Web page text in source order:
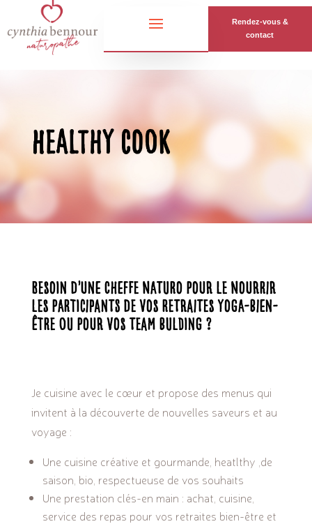
Rendez-vous &
contact
Healthy Cook
Besoin d’une Cheffe naturo pour le nourrir
les participants de vos retraites yoga-bien-
être ou pour vos team bulding ?
Je cuisine avec le cœur et propose des menus qui
invitent à la découverte de nouvelles saveurs et au
voyage :
Une cuisine créative et gourmande, heatlthy ,de
saison, bio, respectueuse de vos souhaits
Une prestation clés-en main : achat, cuisine,
service des repas pour vos retraites bien-être et